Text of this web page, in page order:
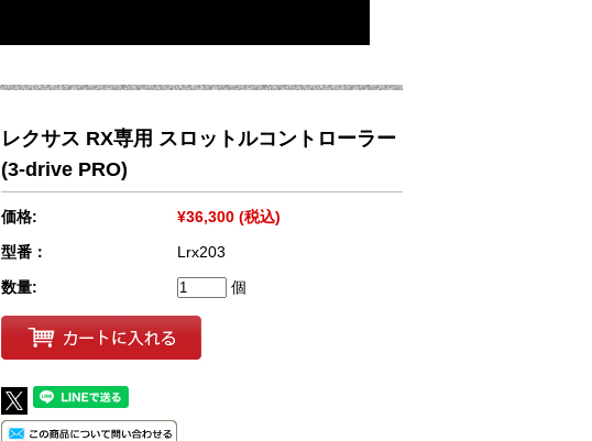
レクサス RX専用 スロットルコントローラー
(3-drive PRO)
価格: ¥36,300 (税込)
型番：
Lrx203
数量:
個